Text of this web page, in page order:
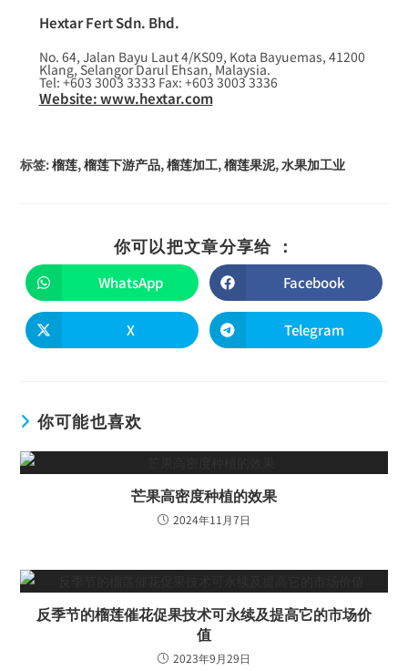
Hextar Fert Sdn. Bhd.
No. 64, Jalan Bayu Laut 4/KS09, Kota Bayuemas, 41200
Klang, Selangor Darul Ehsan, Malaysia.
Tel: +603 3003 3333 Fax: +603 3003 3336
Website: www.hextar.com
标签:榴莲,榴莲下游产品,榴莲加工,榴莲果泥,水果加工业
你可以把文章分享给 ：
WhatsApp Facebook
X Telegram
你可能也喜欢
芒果高密度种植的效果
2024年11月7日
反季节的榴莲催花促果技术可永续及提高它的市场价
值
2023年9月29日